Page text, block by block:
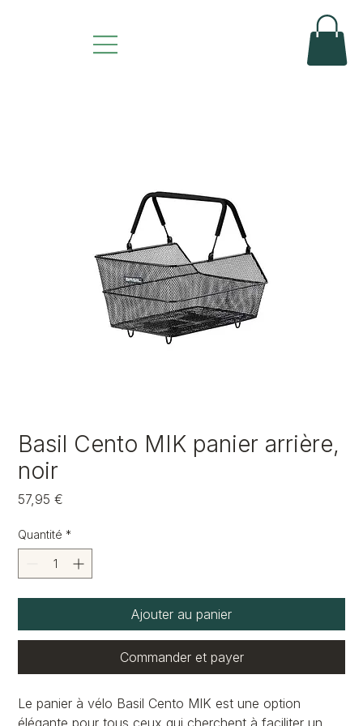
Basil Cento MIK panier arrière,
noir
57,95 €
Quantité *
Ajouter au panier
Commander et payer
Le panier à vélo Basil Cento MIK est une option
élégante pour tous ceux qui cherchent à faciliter un